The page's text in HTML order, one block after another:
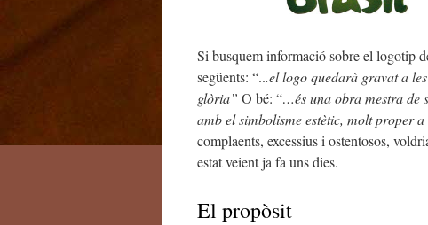
Si busquem informació sobre el logotip
següents: “...el logo quedarà gravat a
glòria” O bé: “…és una obra mestra de
amb el simbolisme estètic, molt proper
complaents, excessius i ostentosos,
estat veient ja fa uns dies.
El propòsit